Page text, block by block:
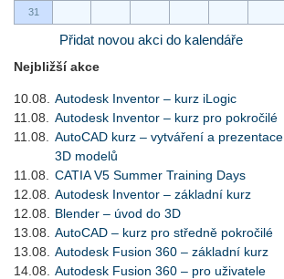
31
Přidat novou akci do kalendáře
Nejbližší akce
10.08.
Autodesk Inventor – kurz iLogic
11.08.
Autodesk Inventor – kurz pro pokročilé
11.08.
AutoCAD kurz – vytváření a prezentace
3D modelů
11.08.
CATIA V5 Summer Training Days
12.08.
Autodesk Inventor – základní kurz
12.08.
Blender – úvod do 3D
13.08.
AutoCAD – kurz pro středně pokročilé
13.08.
Autodesk Fusion 360 – základní kurz
14.08.
Autodesk Fusion 360 – pro uživatele